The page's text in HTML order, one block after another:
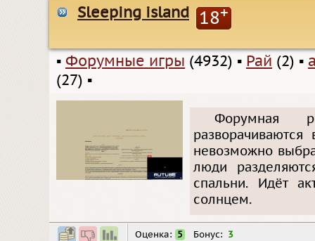
Sleeping island 18+
▪ Форумные игры (4932) ▪ Рай (2) ▪
(27) ▪
Форумная
невозможно
люди
спальни. Идёт
солнцем.
Оценка: 5 Бонус: 3